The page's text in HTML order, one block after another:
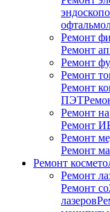
Ремонт
Ремонт
Ремонт
Ремонт
Ремонт
ПЭТ
Ремонт
Ремонт
Ремонт
Ремонт
Ремонт
Ремонт
Ремонт
лазеров